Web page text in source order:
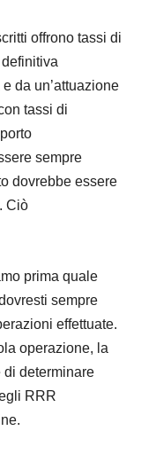
offrono tassi di
da un’attuazione
tassi di
sempre
dovrebbe essere
Ciò
prima quale
sempre
effettuate.
operazione, la
determinare
RRR